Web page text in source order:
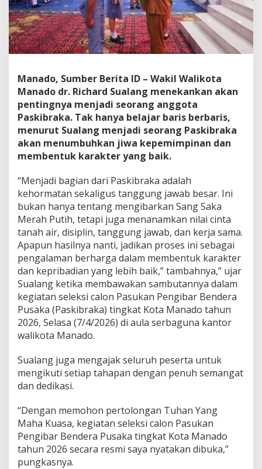
a
,
R
i
c
r
d
S
a
a
n
J
a
d
i
k
a
n
P
r
o
s
e
s
I
e
n
l
a
m
a
n
Manado, Sumber Berita ID – Wakil Walikota
Manado dr. Richard Sualang menekankan akan
pentingnya menjadi seorang anggota
Paskibraka. Tak hanya belajar baris berbaris,
menurut Sualang menjadi seorang Paskibraka
akan menumbuhkan jiwa kepemimpinan dan
membentuk karakter yang baik.
“Menjadi bagian dari Paskibraka adalah
kehormatan sekaligus tanggung jawab besar. Ini
bukan hanya tentang mengibarkan Sang Saka
Merah Putih, tetapi juga menanamkan nilai cinta
tanah air, disiplin, tanggung jawab, dan kerja sama.
Apapun hasilnya nanti, jadikan proses ini sebagai
pengalaman berharga dalam membentuk karakter
dan kepribadian yang lebih baik,” tambahnya,” ujar
Sualang ketika membawakan sambutannya dalam
kegiatan seleksi calon Pasukan Pengibar Bendera
Pusaka (Paskibraka) tingkat Kota Manado tahun
2026, Selasa (7/4/2026) di aula serbaguna kantor
walikota Manado.
Sualang juga mengajak seluruh peserta untuk
mengikuti setiap tahapan dengan penuh semangat
dan dedikasi.
“Dengan memohon pertolongan Tuhan Yang
Maha Kuasa, kegiatan seleksi calon Pasukan
Pengibar Bendera Pusaka tingkat Kota Manado
tahun 2026 secara resmi saya nyatakan dibuka,”
pungkasnya.